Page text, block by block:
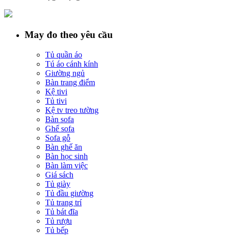
May đo theo yêu cầu
Tủ quần áo
Tú áo cánh kính
Giường ngủ
Bàn trang điểm
Kệ tivi
Tủ tivi
Kệ tv treo tường
Bàn sofa
Ghế sofa
Sofa gỗ
Bàn ghế ăn
Bàn học sinh
Bàn làm việc
Giá sách
Tủ giày
Tủ đầu giường
Tủ trang trí
Tủ bát đĩa
Tủ rượu
Tủ bếp